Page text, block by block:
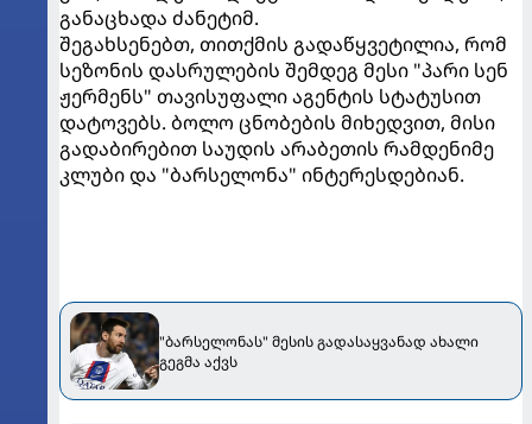
განაცხადა ძანეტიმ.
შეგახსენებთ, თითქმის გადაწყვეტილია, რომ
სეზონის დასრულების შემდეგ მესი "პარი სენ
ჟერმენს" თავისუფალი აგენტის სტატუსით
დატოვებს. ბოლო ცნობების მიხედვით, მისი
გადაბირებით საუდის არაბეთის რამდენიმე
კლუბი და "ბარსელონა" ინტერესდებიან.
"ბარსელონას" მესის გადასაყვანად ახალი
გეგმა აქვს